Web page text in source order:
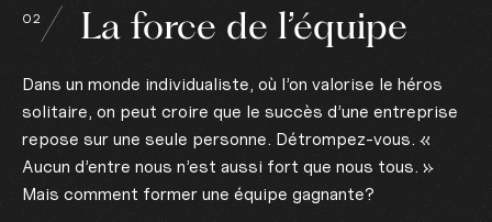
02 La force de l’équipe
Dans un monde individualiste, où l’on valorise le héros
solitaire, on peut croire que le succès d’une entreprise
repose sur une seule personne. Détrompez-vous. «
Aucun d’entre nous n’est aussi fort que nous tous. »
Mais comment former une équipe gagnante?